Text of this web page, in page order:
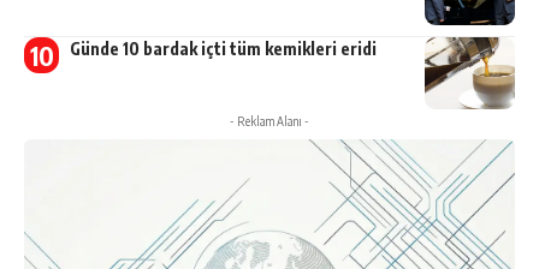
Günde 10 bardak içti tüm kemikleri eridi
- Reklam Alanı -